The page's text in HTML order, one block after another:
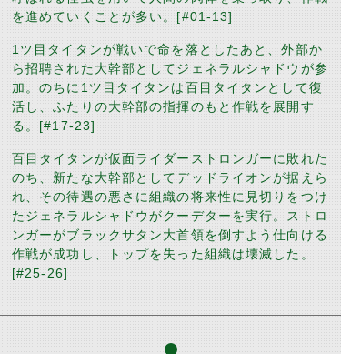
を進めていくことが多い。 [#01-13]
1 ツ目タイタンが戦いで命を落としたあと、外部か
ら招聘された大幹部としてジェネラルシャドウが参
加。のちに 1 ツ目タイタンは百目タイタンとして復
活し、ふたりの大幹部の指揮のもと作戦を展開す
る。 [#17-23]
百目タイタンが仮面ライダーストロンガーに敗れた
のち、新たな大幹部としてデッドライオンが据えら
れ、その待遇の悪さに組織の将来性に見切りをつけ
たジェネラルシャドウがクーデターを実行。ストロ
ンガーがブラックサタン大首領を倒すよう仕向ける
作戦が成功し、トップを失った組織は壊滅した。
[#25-26]